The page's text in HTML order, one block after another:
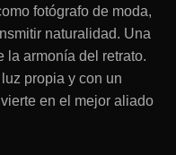
fotógrafo de moda,
naturalidad. Una
la armonía del retrato.
propia y con un
en el mejor aliado